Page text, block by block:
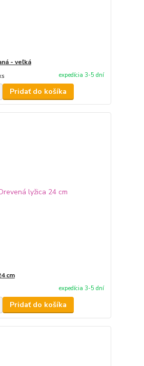
- veľká
expedícia 3-5 dní
Pridať do košíka
cm
expedícia 3-5 dní
Pridať do košíka